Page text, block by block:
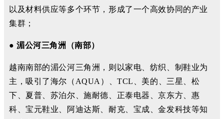
以及材料供应等多个环节，形成了一个高效协同的产业
集群；
● 湄公河三角洲（南部）
越南南部的湄公河三角洲，则以家电、纺织、制鞋业为
主，吸引了海尔（AQUA）、TCL、美的、三星、松
下、夏普、苏泊尔、施耐德、正泰电器、京东方、惠
科、宝元鞋业、阿迪达斯、耐克、宝成、金发科技等知